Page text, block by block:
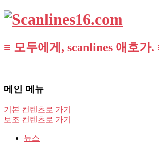
≡ 모두에게, scanlines 애호가.
메인 메뉴
기본 컨텐츠로 가기
보조 컨텐츠로 가기
뉴스